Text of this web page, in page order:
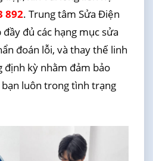
892. Trung tâm Sửa Điện
đủ các hạng mục sửa
đoán lỗi, và thay thế linh
định kỳ nhằm đảm bảo
luôn trong tình trạng